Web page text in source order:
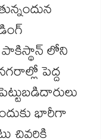
పాకిస్థాన్ లోని
పెద్ద
భారీగా